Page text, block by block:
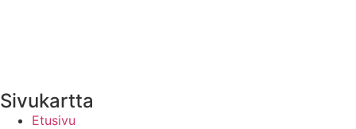
Sivukartta
Etusivu